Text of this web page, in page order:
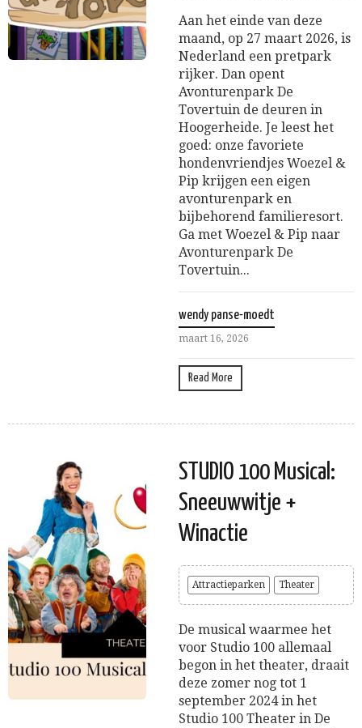
Aan het einde van deze
maand, op 27 maart 2026, is
Nederland een pretpark
rijker. Dan opent
Avonturenpark De
Tovertuin de deuren in
Hoogerheide. Je leest het
goed: onze favoriete
hondenvriendjes Woezel &
Pip krijgen een eigen
avonturenpark en
bijbehorend familieresort.
Ga met Woezel & Pip naar
Avonturenpark De
Tovertuin...
wendy panse-moedt
maart 16, 2026
Read More
STUDIO 100 Musical:
Sneeuwwitje +
Winactie
Attractieparken Theater
De musical waarmee het
voor Studio 100 allemaal
begon in het theater, draait
deze zomer nog tot 1
september 2024 in het
Studio 100 Theater in De